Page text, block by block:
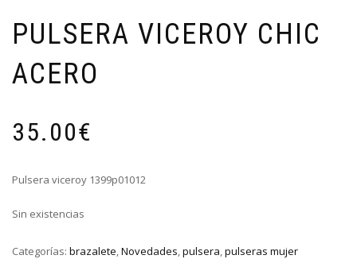
PULSERA VICEROY CHIC
ACERO
35.00€
Pulsera viceroy 1399p01012
Sin existencias
Categorías: brazalete,Novedades,pulsera,pulseras mujer